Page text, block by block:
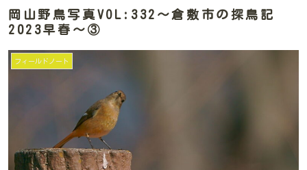
岡山野鳥写真VOL:332～倉敷市の探鳥記
2023早春～③
フィールドノート